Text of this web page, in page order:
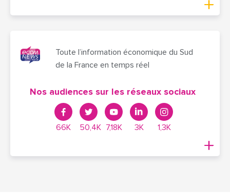
Toute l’information économique du Sud
de la France en temps réel
Nos audiences sur les réseaux sociaux
66K 50,4K 7,18K 3K 1,3K